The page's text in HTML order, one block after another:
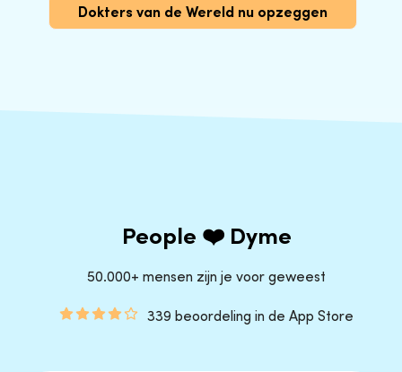
Dokters van de Wereld nu opzeggen
People ❤️ Dyme
50.000+ mensen zijn je voor geweest
339 beoordeling in de App Store